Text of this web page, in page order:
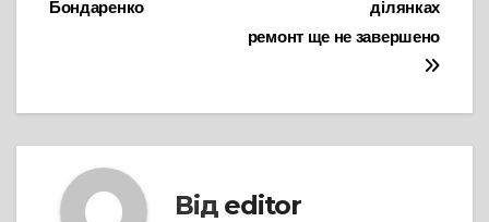
ділянках
ремонт ще не завершено
Бондаренко
Від editor